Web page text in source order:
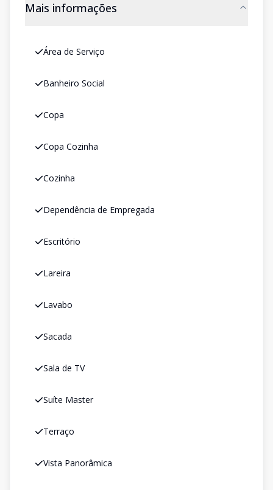
Mais informações
Área de Serviço
Banheiro Social
Copa
Copa Cozinha
Cozinha
Dependência de Empregada
Escritório
Lareira
Lavabo
Sacada
Sala de TV
Suíte Master
Terraço
Vista Panorâmica